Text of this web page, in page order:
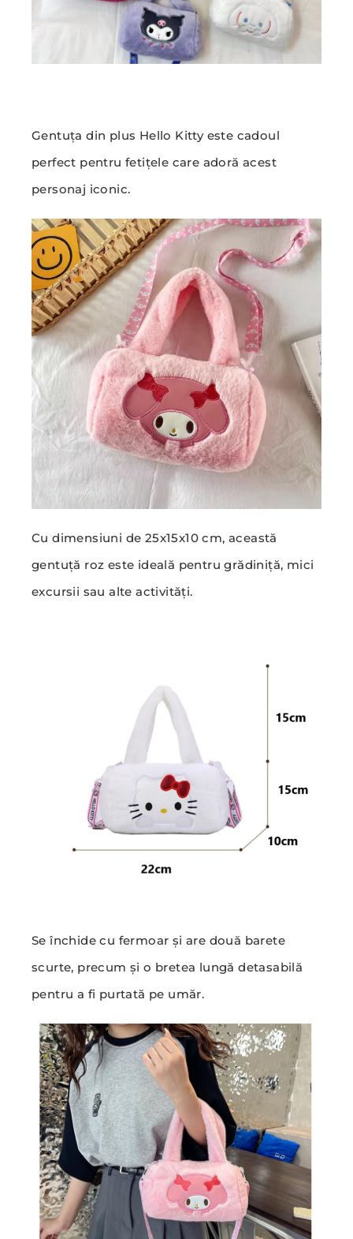
Gentuța din plus Hello Kitty este cadoul
perfect pentru fetițele care adoră acest
personaj iconic.
Cu dimensiuni de 25x15x10 cm, această
gentuță roz este ideală pentru grădiniță, mici
excursii sau alte activități.
Se închide cu fermoar și are două barete
scurte, precum și o bretea lungă detasabilă
pentru a fi purtată pe umăr.